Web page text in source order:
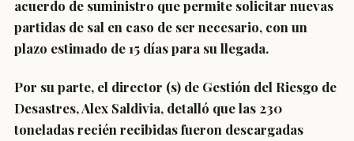
acuerdo de suministro que permite solicitar nuevas
partidas de sal en caso de ser necesario, con un
plazo estimado de 15 días para su llegada.
Por su parte, el director (s) de Gestión del Riesgo de
Desastres, Alex Saldivia, detalló que las 230
toneladas recién recibidas fueron descargadas